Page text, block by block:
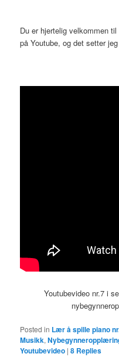
Du er hjertelig velkommen
på Youtube, og det setter
Youtubevideo nr.7 i
Posted in Lær å spille piano
Musikk,
Youtubevideo |8 Replies